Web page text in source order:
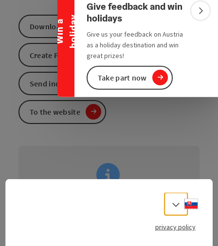
W
i
n
a
h
o
l
i
d
a y
Give feedback and win
holidays
Give us your feedback on Austria
as a holiday destination and win
great prizes!
Take part now
Description: The navigation for this tour is
Download GPS data
Create PDF
Send inquiry
To the website
Select
privacy policy